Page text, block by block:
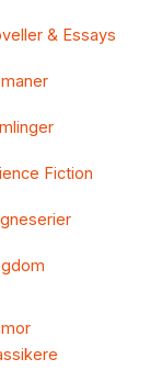
& Essays
Fiction